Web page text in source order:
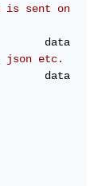
is sent on
json etc.
					data